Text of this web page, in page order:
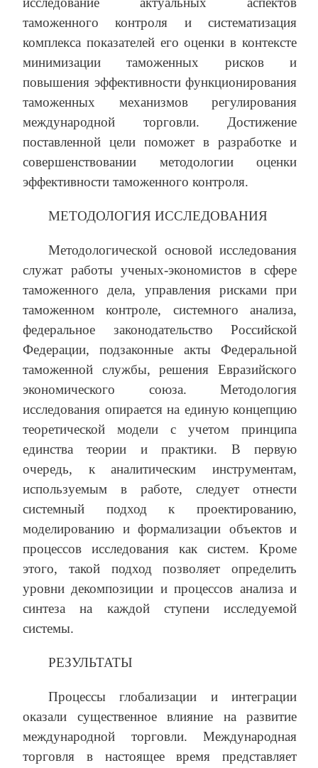
таможенного контроля и систематизация
комплекса показателей его оценки в контексте
минимизации таможенных рисков и
повышения эффективности функционирования
таможенных механизмов регулирования
международной торговли. Достижение
поставленной цели поможет в разработке и
совершенствовании методологии оценки
эффективности таможенного контроля.
МЕТОДОЛОГИЯ ИССЛЕДОВАНИЯ
Методологической основой исследования
служат работы ученых-экономистов в сфере
таможенного дела, управления рисками при
таможенном контроле, системного анализа,
федеральное законодательство Российской
Федерации, подзаконные акты Федеральной
таможенной службы, решения Евразийского
экономического союза. Методология
исследования опирается на единую концепцию
теоретической модели с учетом принципа
единства теории и практики. В первую
очередь, к аналитическим инструментам,
используемым в работе, следует отнести
системный подход к проектированию,
моделированию и формализации объектов и
процессов исследования как систем. Кроме
этого, такой подход позволяет определить
уровни декомпозиции и процессов анализа и
синтеза на каждой ступени исследуемой
системы.
РЕЗУЛЬТАТЫ
Процессы глобализации и интеграции
оказали существенное влияние на развитие
международной торговли. Международная
торговля в настоящее время представляет